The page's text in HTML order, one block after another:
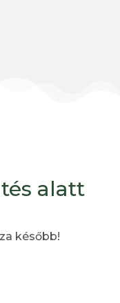
alatt
később!